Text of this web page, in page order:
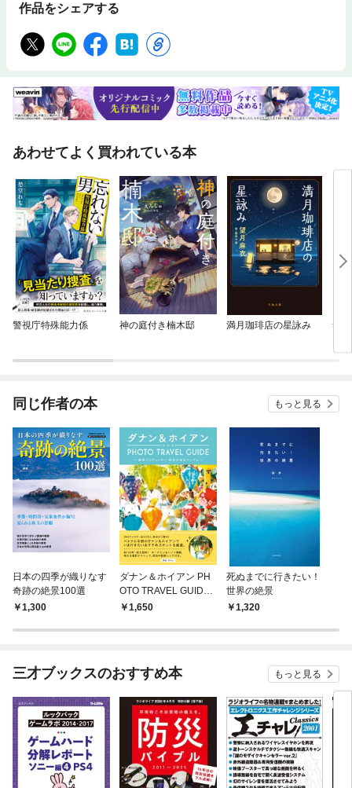
作品をシェアする
あわせてよく買われている本
警視庁特殊能力係 神の庭付き楠木邸 満月珈琲店の星詠み サ
同じ作者の本 もっと見る
日本の四季が織りなす
奇跡の絶景100選
1,300
ダナン＆ホイアン PH
OTO TRAVEL GUIDE
～絶景プロデューサ
ム～
1,650
死ぬまでに行きたい！
世界の絶景
1,320
三才ブックスのおすすめ本 もっと見る